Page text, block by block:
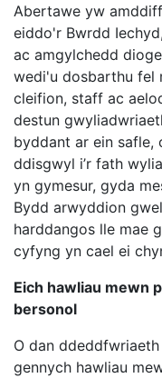
Abertawe yw
eiddo'r Bwrdd
ac amgylchedd
wedi'u dosbarthu fel
cleifion, staff ac
destun
byddant ar ein safle,
ddisgwyl i’r fath
yn gymesur, gyda
Bydd arwyddion
harddangos lle mae
cyfyng yn cael ei
Eich hawliau mewn
bersonol
O dan
gennych hawliau